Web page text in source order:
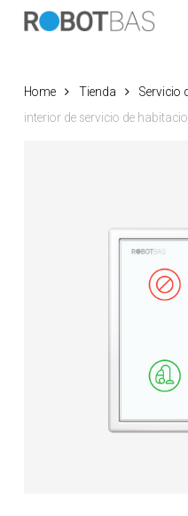
Skip
Home Tienda Servicio
interior de servicio de